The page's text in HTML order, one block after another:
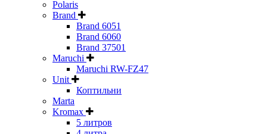
Polaris
Brand
Brand 6051
Brand 6060
Brand 37501
Maruchi
Maruchi RW-FZ47
Unit
Коптильни
Marta
Kromax
5 литров